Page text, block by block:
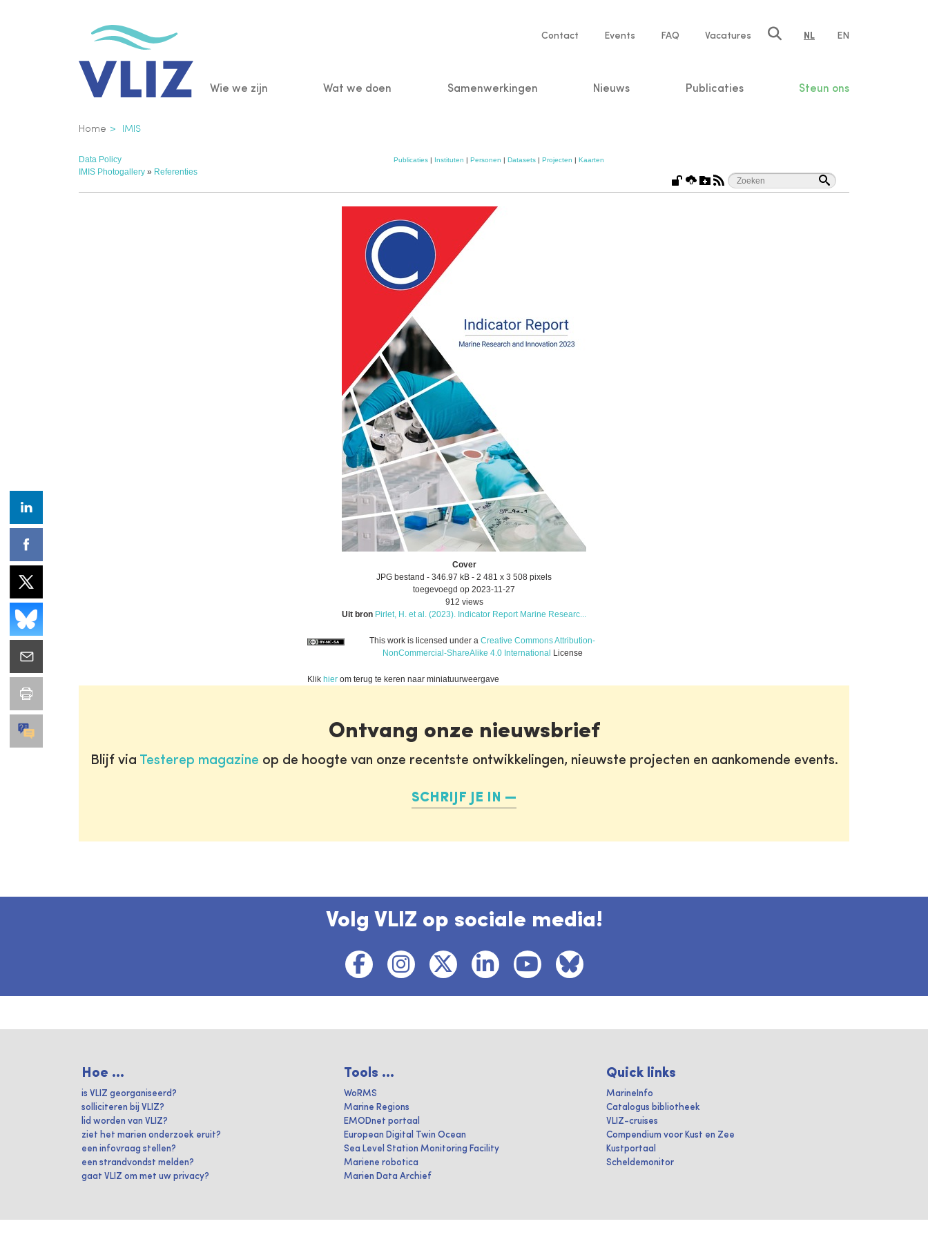
Service
Contact Events FAQ Vacatures NL EN
Main
Wie we zijn Wat we doen Samenwerkingen Nieuws Publicaties Steun ons
Kruimelpad
Home IMIS
Data Policy Publicaties| Instituten | Personen | Datasets| Projecten | Kaarten
IMIS Photogallery » Referenties
Cover
JPG bestand - 346.97 kB - 2 481 x 3 508 pixels
toegevoegd op 2023-11-27
912 views
Uit bron Pirlet, H. et al. (2023). Indicator Report Marine Researc...
This work is licensed under aCreative Commons Attribution-
NonCommercial-ShareAlike 4.0 International License
Klik hier om terug te keren naar miniatuurweergave
Ontvang onze nieuwsbrief
Blijf via Testerep magazine op de hoogte van onze recentste ontwikkelingen, nieuwste projecten en aankomende events.
SCHRIJF JE IN
Volg VLIZ op sociale media!
Hoe ...
is VLIZ georganiseerd?
solliciteren bij VLIZ?
lid worden van VLIZ?
ziet het marien onderzoek eruit?
een infovraag stellen?
een strandvondst melden?
gaat VLIZ om met uw privacy?
Tools ...
WoRMS
Marine Regions
EMODnet portaal
European Digital Twin Ocean
Sea Level Station Monitoring Facility
Mariene robotica
Marien Data Archief
Quick links
MarineInfo
Catalogus bibliotheek
VLIZ-cruises
Compendium voor Kust en Zee
Kustportaal
Scheldemonitor